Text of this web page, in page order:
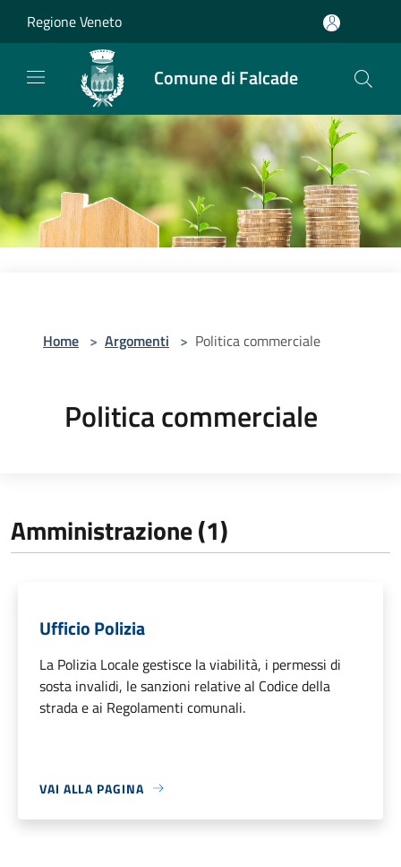
Regione Veneto
Comune di Falcade
Home > Argomenti > Politica commerciale
Politica commerciale
Amministrazione (1)
Ufficio Polizia
La Polizia Locale gestisce la viabilità, i permessi di
sosta invalidi, le sanzioni relative al Codice della
strada e ai Regolamenti comunali.
VAI ALLA PAGINA